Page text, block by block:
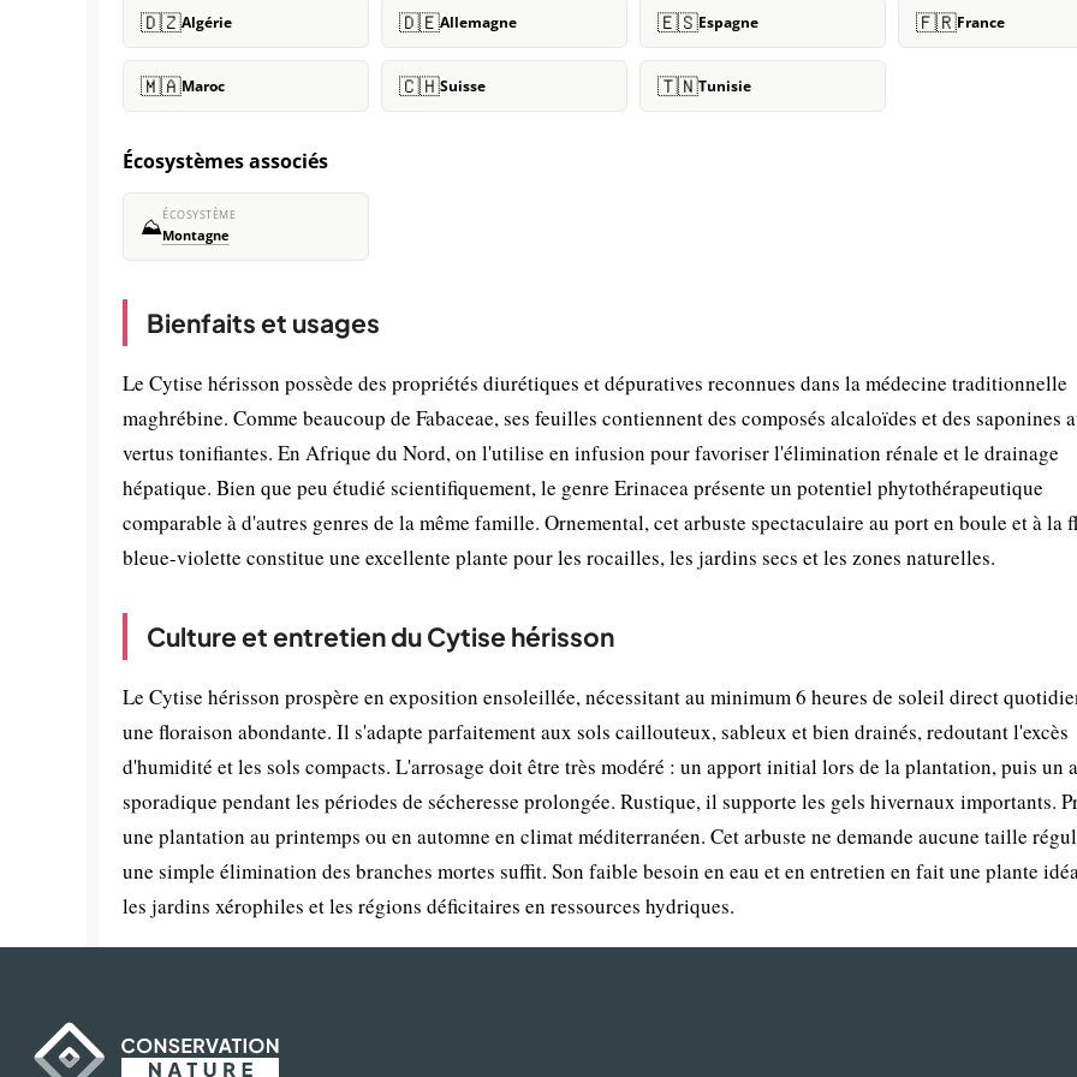
🇩🇿Algérie 🇩🇪Allemagne 🇪🇸Espagne 🇫🇷France
🇲🇦Maroc 🇨🇭Suisse 🇹🇳Tunisie
Écosystèmes associés
⛰️ÉCOSYSTÈME
Montagne
Bienfaits et usages
Le Cytise hérisson possède des propriétés diurétiques et dépuratives reconnues dans la médecine traditionnelle
maghrébine. Comme beaucoup de Fabaceae, ses feuilles contiennent des composés alcaloïdes et des saponines
vertus tonifiantes. En Afrique du Nord, on l'utilise en infusion pour favoriser l'élimination rénale et le drainage
hépatique. Bien que peu étudié scientifiquement, le genre Erinacea présente un potentiel phytothérapeutique
comparable à d'autres genres de la même famille. Ornemental, cet arbuste spectaculaire au port en boule et à la
bleue-violette constitue une excellente plante pour les rocailles, les jardins secs et les zones naturelles.
Culture et entretien du Cytise hérisson
Le Cytise hérisson prospère en exposition ensoleillée, nécessitant au minimum 6 heures de soleil direct
une floraison abondante. Il s'adapte parfaitement aux sols caillouteux, sableux et bien drainés, redoutant l'excès
d'humidité et les sols compacts. L'arrosage doit être très modéré : un apport initial lors de la plantation, puis un
sporadique pendant les périodes de sécheresse prolongée. Rustique, il supporte les gels hivernaux importants.
une plantation au printemps ou en automne en climat méditerranéen. Cet arbuste ne demande aucune taille
une simple élimination des branches mortes suffit. Son faible besoin en eau et en entretien en fait une plante
les jardins xérophiles et les régions déficitaires en ressources hydriques.